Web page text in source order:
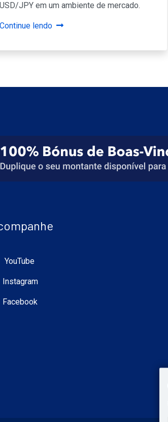
USD/JPY em um ambiente de mercado.
Continue lendo
YouTube
Instagram
Facebook